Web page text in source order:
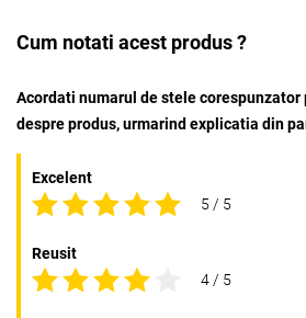
Cum notati acest produs ?
Acordati numarul de stele
despre produs, urmarind explicatia din
Excelent
5 / 5
Reusit
4 / 5